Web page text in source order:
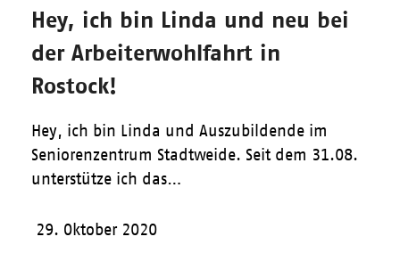
Hey, ich bin Linda und neu bei
der Arbeiterwohlfahrt in
Rostock!
Hey, ich bin Linda und Auszubildende im
Seniorenzentrum Stadtweide. Seit dem 31.08.
unterstütze ich das…
29. Oktober 2020